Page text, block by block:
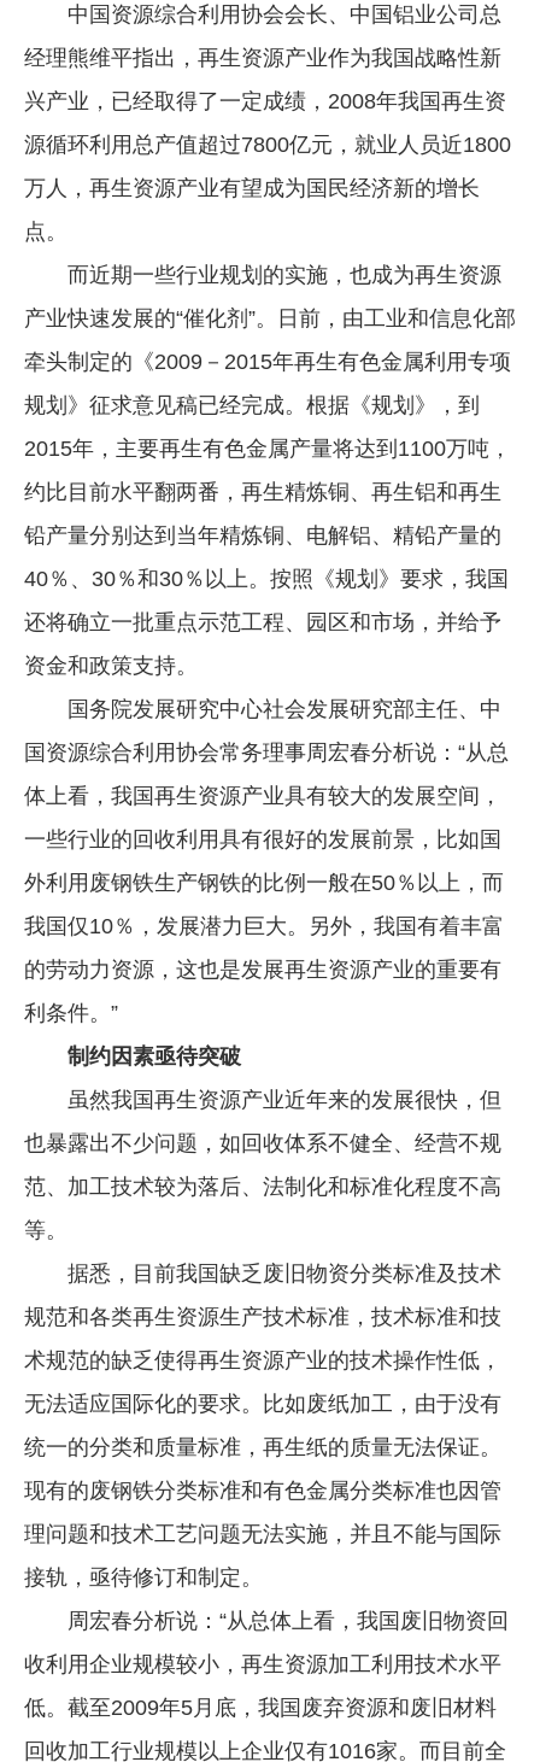
中国资源综合利用协会会长、中国铝业公司总
经理熊维平指出，再生资源产业作为我国战略性新
兴产业，已经取得了一定成绩，2008年我国再生资
源循环利用总产值超过7800亿元，就业人员近1800
万人，再生资源产业有望成为国民经济新的增长
点。
而近期一些行业规划的实施，也成为再生资源
产业快速发展的“催化剂”。日前，由工业和信息化部
牵头制定的《2009－2015年再生有色金属利用专项
规划》征求意见稿已经完成。根据《规划》，到
2015年，主要再生有色金属产量将达到1100万吨，
约比目前水平翻两番，再生精炼铜、再生铝和再生
铅产量分别达到当年精炼铜、电解铝、精铅产量的
40％、30％和30％以上。按照《规划》要求，我国
还将确立一批重点示范工程、园区和市场，并给予
资金和政策支持。
国务院发展研究中心社会发展研究部主任、中
国资源综合利用协会常务理事周宏春分析说：“从总
体上看，我国再生资源产业具有较大的发展空间，
一些行业的回收利用具有很好的发展前景，比如国
外利用废钢铁生产钢铁的比例一般在50％以上，而
我国仅10％，发展潜力巨大。另外，我国有着丰富
的劳动力资源，这也是发展再生资源产业的重要有
利条件。”
制约因素亟待突破
虽然我国再生资源产业近年来的发展很快，但
也暴露出不少问题，如回收体系不健全、经营不规
范、加工技术较为落后、法制化和标准化程度不高
等。
据悉，目前我国缺乏废旧物资分类标准及技术
规范和各类再生资源生产技术标准，技术标准和技
术规范的缺乏使得再生资源产业的技术操作性低，
无法适应国际化的要求。比如废纸加工，由于没有
统一的分类和质量标准，再生纸的质量无法保证。
现有的废钢铁分类标准和有色金属分类标准也因管
理问题和技术工艺问题无法实施，并且不能与国际
接轨，亟待修订和制定。
周宏春分析说：“从总体上看，我国废旧物资回
收利用企业规模较小，再生资源加工利用技术水平
低。截至2009年5月底，我国废弃资源和废旧材料
回收加工行业规模以上企业仅有1016家。而目前全